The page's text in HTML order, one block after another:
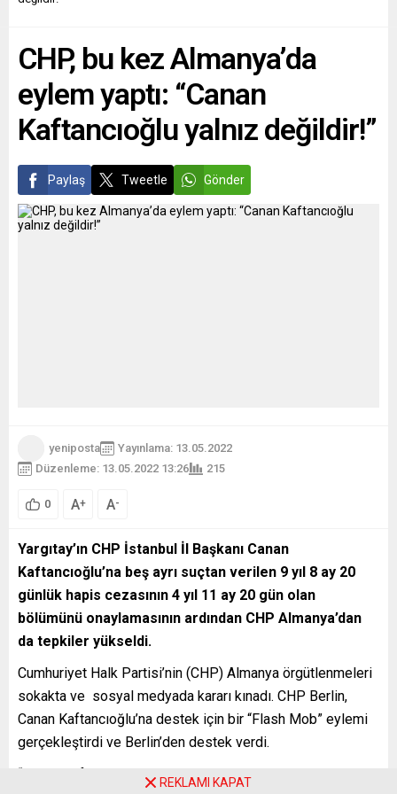
takip edildiği kaydedildi.
Açıklamada...
CHP, bu kez Almanya’da
eylem yaptı: “Canan
Kaftancıoğlu yalnız değildir!”
Paylaş Tweetle Gönder
yeniposta
Yayınlama: 13.05.2022
Düzenleme: 13.05.2022 13:26
215
0 A+ A-
Yargıtay’ın CHP İstanbul İl Başkanı Canan
Kaftancıoğlu’na beş ayrı suçtan verilen 9 yıl 8 ay 20
günlük hapis cezasının 4 yıl 11 ay 20 gün olan
bölümünü onaylamasının ardından CHP Almanya’dan
da tepkiler yükseldi.
Cumhuriyet Halk Partisi’nin (CHP) Almanya örgütlenmeleri
sokakta ve sosyal medyada kararı kınadı. CHP Berlin,
Canan Kaftancıoğlu’na destek için bir “Flash Mob” eylemi
gerçekleştirdi ve Berlin’den destek verdi.
“Canan Kaftancıoğlu Yalnız Değildir” sloganı ile
REKLAMI KAPAT